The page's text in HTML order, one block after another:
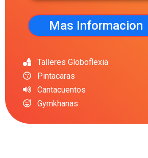
Mas Informacion
Talleres Globoflexia
Pintacaras
Cantacuentos
Gymkhanas